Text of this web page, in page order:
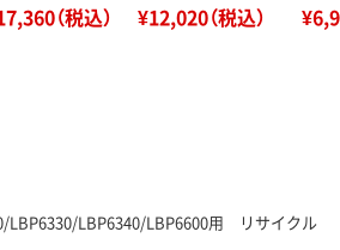
（税込） ¥12,020（税込）
LBP6330/LBP6340/LBP6600用 リサイクル